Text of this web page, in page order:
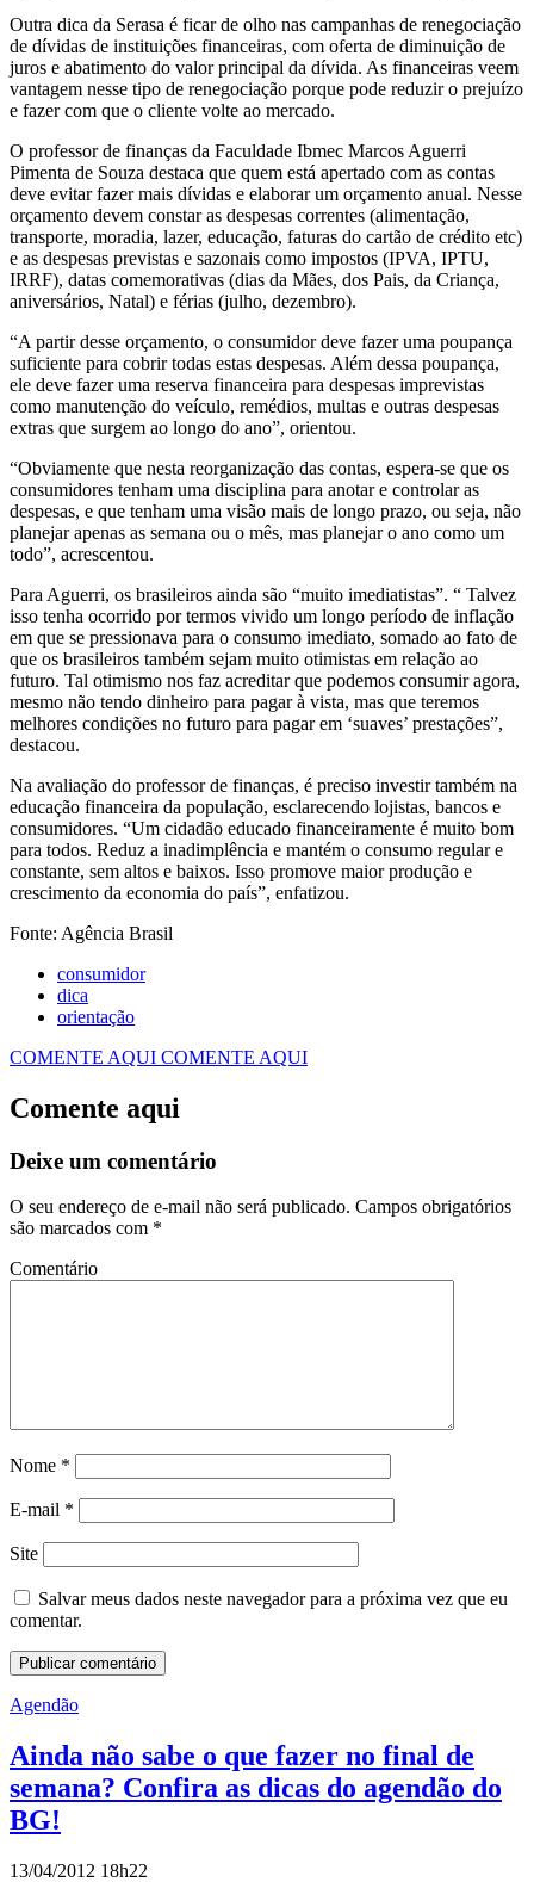
Outra dica da Serasa é ficar de olho nas campanhas de renegociação
de dívidas de instituições financeiras, com oferta de diminuição de
juros e abatimento do valor principal da dívida. As financeiras veem
vantagem nesse tipo de renegociação porque pode reduzir o prejuízo
e fazer com que o cliente volte ao mercado.
O professor de finanças da Faculdade Ibmec Marcos Aguerri
Pimenta de Souza destaca que quem está apertado com as contas
deve evitar fazer mais dívidas e elaborar um orçamento anual. Nesse
orçamento devem constar as despesas correntes (alimentação,
transporte, moradia, lazer, educação, faturas do cartão de crédito etc)
e as despesas previstas e sazonais como impostos (IPVA, IPTU,
IRRF), datas comemorativas (dias da Mães, dos Pais, da Criança,
aniversários, Natal) e férias (julho, dezembro).
“A partir desse orçamento, o consumidor deve fazer uma poupança
suficiente para cobrir todas estas despesas. Além dessa poupança,
ele deve fazer uma reserva financeira para despesas imprevistas
como manutenção do veículo, remédios, multas e outras despesas
extras que surgem ao longo do ano”, orientou.
“Obviamente que nesta reorganização das contas, espera-se que os
consumidores tenham uma disciplina para anotar e controlar as
despesas, e que tenham uma visão mais de longo prazo, ou seja, não
planejar apenas as semana ou o mês, mas planejar o ano como um
todo”, acrescentou.
Para Aguerri, os brasileiros ainda são “muito imediatistas”. “ Talvez
isso tenha ocorrido por termos vivido um longo período de inflação
em que se pressionava para o consumo imediato, somado ao fato de
que os brasileiros também sejam muito otimistas em relação ao
futuro. Tal otimismo nos faz acreditar que podemos consumir agora,
mesmo não tendo dinheiro para pagar à vista, mas que teremos
melhores condições no futuro para pagar em ‘suaves’ prestações”,
destacou.
Na avaliação do professor de finanças, é preciso investir também na
educação financeira da população, esclarecendo lojistas, bancos e
consumidores. “Um cidadão educado financeiramente é muito bom
para todos. Reduz a inadimplência e mantém o consumo regular e
constante, sem altos e baixos. Isso promove maior produção e
crescimento da economia do país”, enfatizou.
Fonte: Agência Brasil
consumidor
dica
orientação
COMENTE AQUI COMENTE AQUI
Comente aqui
Deixe um comentário
O seu endereço de e-mail não será publicado. Campos obrigatórios
são marcados com *
Comentário
Nome *
E-mail *
Site
Salvar meus dados neste navegador para a próxima vez que eu
comentar.
Agendão
Ainda não sabe o que fazer no final de
semana? Confira as dicas do agendão do
BG!
13/04/2012 18h22